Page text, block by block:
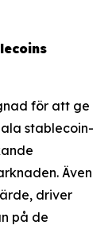
för att ge
stablecoin-
Även
driver
på de